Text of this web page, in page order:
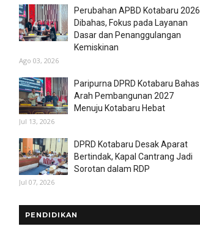
Perubahan APBD Kotabaru 2026
Dibahas, Fokus pada Layanan
Dasar dan Penanggulangan
Kemiskinan
Ago 03, 2026
Paripurna DPRD Kotabaru Bahas
Arah Pembangunan 2027
Menuju Kotabaru Hebat
Jul 13, 2026
DPRD Kotabaru Desak Aparat
Bertindak, Kapal Cantrang Jadi
Sorotan dalam RDP
Jul 07, 2026
PENDIDIKAN